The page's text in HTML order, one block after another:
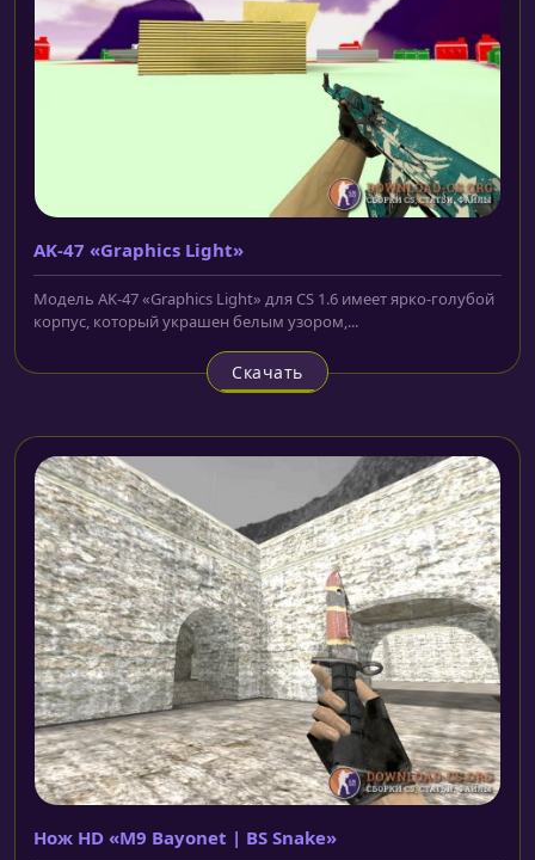
AK-47 «Graphics Light»
Модель AK-47 «Graphics Light» для CS 1.6 имеет ярко-голубой
корпус, который украшен белым узором,...
Скачать
Нож HD «M9 Bayonet | BS Snake»